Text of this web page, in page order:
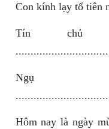
Con kính lạy tổ tiên
Tín chủ
Hôm nay là ngày